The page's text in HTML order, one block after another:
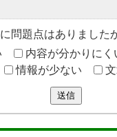
問題点はありました
内容が分かりにく
情報が少ない
送信